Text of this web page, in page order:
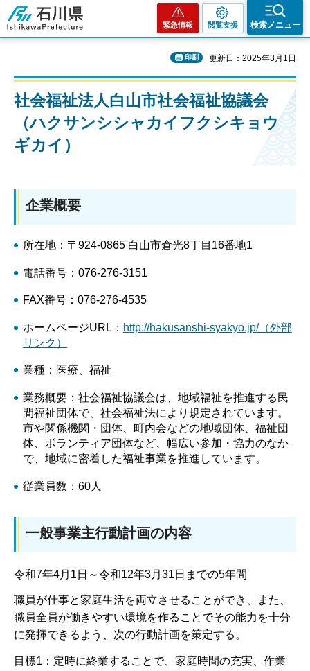
石川県
緊急情報 閲覧支援 検索メニュー
印刷 更新日：2025年3月1日
社会福祉法人白山市社会福祉協議会
（ハクサンシシャカイフクシキョウ
ギカイ）
企業概要
所在地：〒924-0865 白山市倉光8丁目16番地1
電話番号：076-276-3151
FAX番号：076-276-4535
ホームページURL： http://hakusanshi-syakyo.jp/（外部
リンク）
業種：医療、福祉
業務概要：社会福祉協議会は、地域福祉を推進する民
間福祉団体で、社会福祉法により規定されています。
市や関係機関・団体、町内会などの地域団体、福祉団
体、ボランティア団体など、幅広い参加・協力のなか
で、地域に密着した福祉事業を推進しています。
従業員数：60人
一般事業主行動計画の内容
令和7年4月1日～令和12年3月31日までの5年間
職員が仕事と家庭生活を両立させることができ、また、
職員全員が働きやすい環境を作ることでその能力を十分
に発揮できるよう、次の行動計画を策定する。
目標1：定時に終業することで、家庭時間の充実、作業